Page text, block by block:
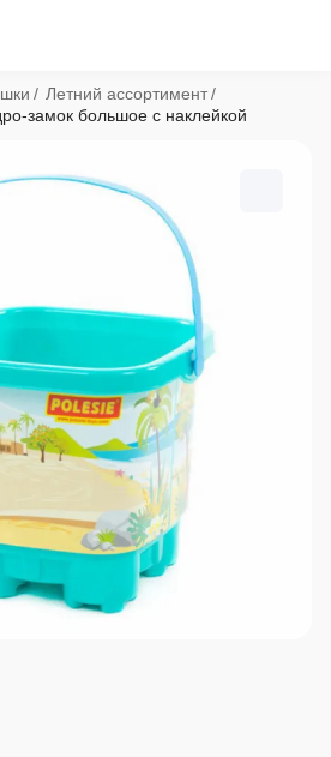
Летний ассортимент
замок большое с наклейкой